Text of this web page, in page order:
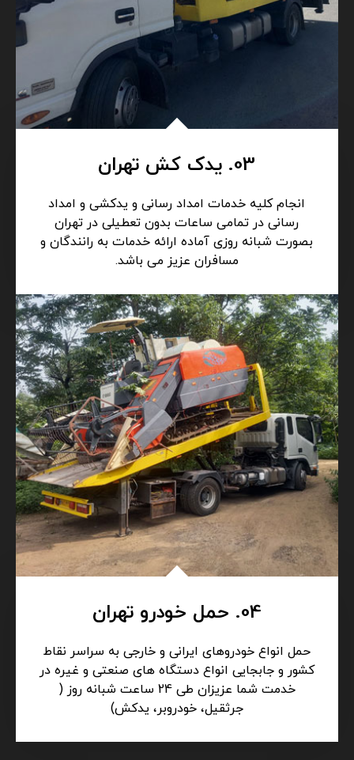
03. یدک کش تهران
انجام کلیه خدمات امداد رسانی و یدکشی و امداد
رسانی در تمامی ساعات بدون تعطیلی در تهران
بصورت شبانه روزی آماده ارائه خدمات به رانندگان و
مسافران عزیز می باشد.
04. حمل خودرو تهران
حمل انواع خودروهای ایرانی و خارجی به سراسر نقاط
کشور و جابجایی انواع دستگاه های صنعتی و غیره در
خدمت شما عزیزان طی 24 ساعت شبانه روز (
جرثقیل، خودروبر، یدکش)